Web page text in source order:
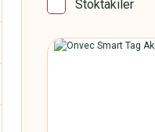
Stoktakiler